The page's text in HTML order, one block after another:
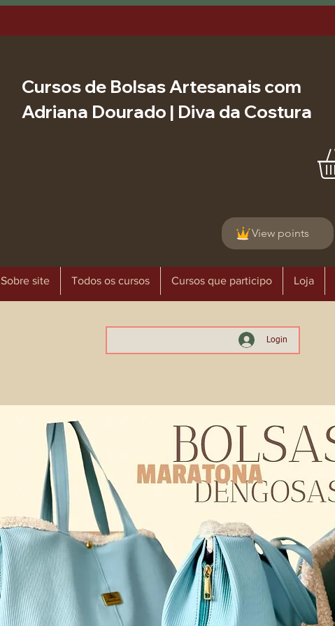
Cursos de Bolsas Artesanais com
Adriana Dourado | Diva da Costura
View points
Sobre site Todos os cursos Cursos que participo Loja
Login